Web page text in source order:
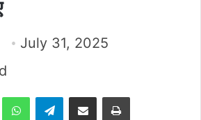
July 31, 2025
WhatsAppTelegramShare via Email Print